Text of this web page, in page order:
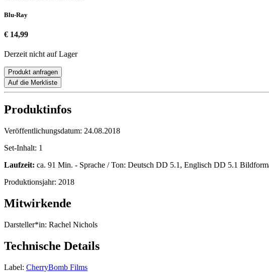
Blu-Ray
€ 14,99
Derzeit nicht auf Lager
Produkt anfragen
Auf die Merkliste
Produktinfos
Veröffentlichungsdatum: 24.08.2018
Set-Inhalt: 1
Laufzeit: ca. 91 Min. - Sprache / Ton: Deutsch DD 5.1, Englisch DD 5.1
Produktionsjahr: 2018
Mitwirkende
Darsteller*in: Rachel Nichols
Technische Details
Label: CherryBomb Films